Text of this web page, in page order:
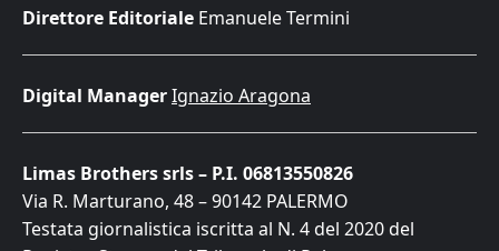
Direttore Editoriale Emanuele Termini
Digital ManagerIgnazio Aragona
Limas Brothers srls – P.I. 06813550826
Via R. Marturano, 48 – 90142 PALERMO
Testata giornalistica iscritta al N. 4 del 2020 del